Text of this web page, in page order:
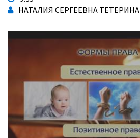
НАТАЛИЯ СЕРГЕЕВНА ТЕТЕРИНА